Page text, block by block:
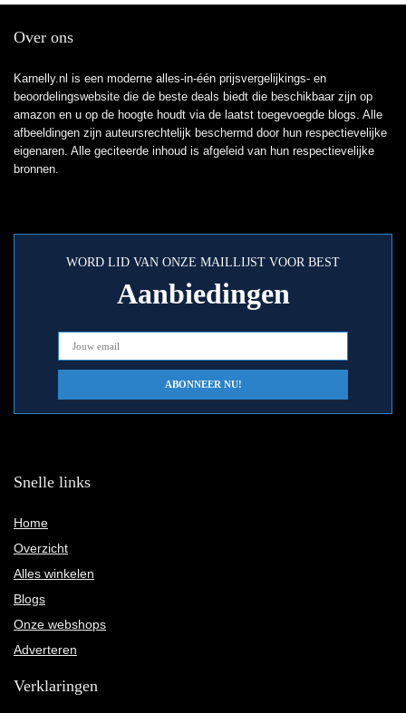
Over ons
Karnelly.nl is een moderne alles-in-één prijsvergelijkings- en
beoordelingswebsite die de beste deals biedt die beschikbaar zijn op
amazon en u op de hoogte houdt via de laatst toegevoegde blogs. Alle
afbeeldingen zijn auteursrechtelijk beschermd door hun respectievelijke
eigenaren. Alle geciteerde inhoud is afgeleid van hun respectievelijke
bronnen.
WORD LID VAN ONZE MAILLIJST VOOR BEST
Aanbiedingen
Snelle links
Home
Overzicht
Alles winkelen
Blogs
Onze webshops
Adverteren
Verklaringen